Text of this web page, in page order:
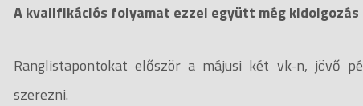
A kvalifikációs folyamat ezzel együtt még
Ranglistapontokat először a májusi két vk-n, jövő
szerezni.